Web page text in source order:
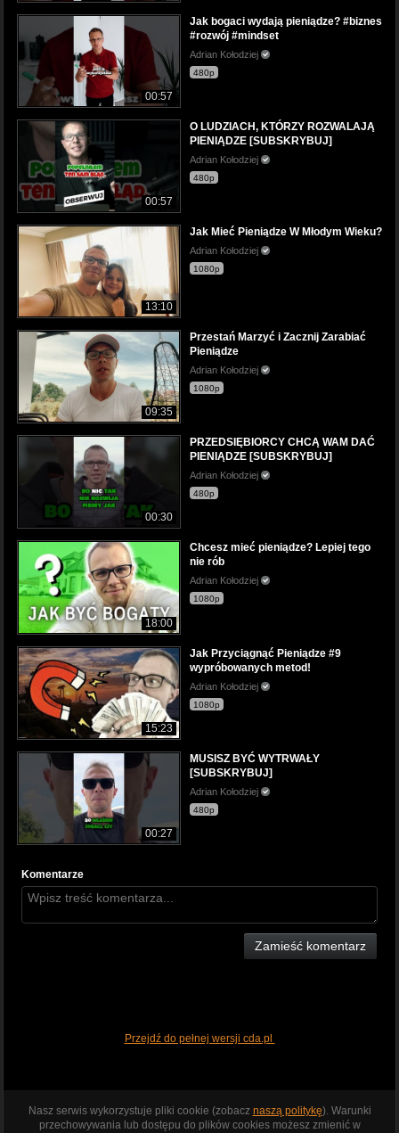
00:57
Jak bogaci wydają pieniądze? #biznes
#rozwój #mindset
Adrian Kołodziej
480p
00:57
O LUDZIACH, KTÓRZY ROZWALAJĄ
PIENIĄDZE [SUBSKRYBUJ]
Adrian Kołodziej
480p
13:10
Jak Mieć Pieniądze W Młodym Wieku?
Adrian Kołodziej
1080p
09:35
Przestań Marzyć i Zacznij Zarabiać
Pieniądze
Adrian Kołodziej
1080p
00:30
PRZEDSIĘBIORCY CHCĄ WAM DAĆ
PIENIĄDZE [SUBSKRYBUJ]
Adrian Kołodziej
480p
18:00
Chcesz mieć pieniądze? Lepiej tego
nie rób
Adrian Kołodziej
1080p
15:23
Jak Przyciągnąć Pieniądze #9
wypróbowanych metod!
Adrian Kołodziej
1080p
00:27
MUSISZ BYĆ WYTRWAŁY
[SUBSKRYBUJ]
Adrian Kołodziej
480p
Komentarze
Zamieść komentarz
Przejdź do pełnej wersji cda.pl
Nasz serwis wykorzystuje pliki cookie (zobacz naszą politykę). Warunki
przechowywania lub dostępu do plików cookies możesz zmienić w